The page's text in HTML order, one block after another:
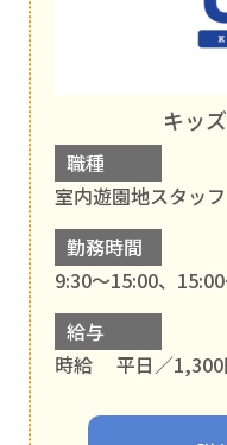
キッ
職種
室内遊園地スタッフ
勤務時間
9:30～15:00、
給与
時給 平日／